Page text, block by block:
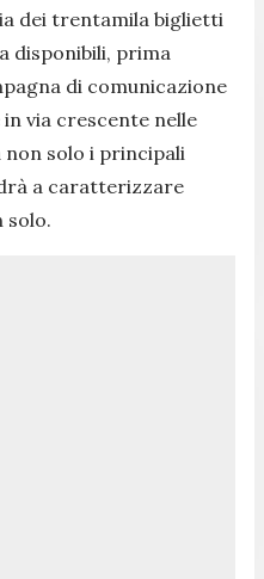
dei trentamila biglietti
disponibili, prima
di comunicazione
via crescente nelle
solo i principali
a caratterizzare
solo.